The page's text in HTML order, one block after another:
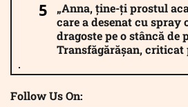
„Anna, ține-ți prostul
care a desenat cu spray
dragoste pe o stâncă de
Transfăgărășan, criticat
Follow Us On: